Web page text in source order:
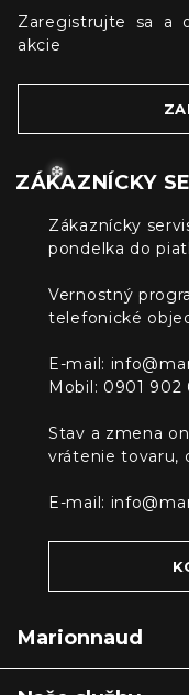
Zaregistrujte sa a
akcie
ZÁKAZNÍCKY
Zákaznícky
pondelka do
Vernostný
telefonické
E-mail:
Mobil: 0901 902
Stav a zmena
vrátenie tovaru,
E-mail:
Marionnaud